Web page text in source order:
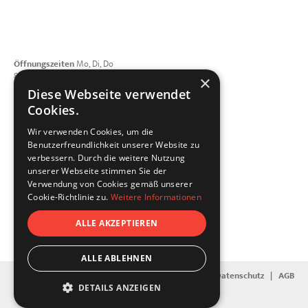
ÖffnungszeitenMo, Di, Do
8:00 - 12:00 | 13:00 - 17:00 Uhr
Mittwoch geschlossen
Freitag 8:00 - 15:00 Uhr
Telefon
+49 821 4208508-0
E-Mail schreiben
dellfix GmbH
Porschestraße 3
86368 Gersthofen
Vernetzen Sie sich mit uns
Kontakt|Impressum Datenschutz| AGB
×
Diese Webseite verwendet
Cookies.
Wir verwenden Cookies, um die
Benutzerfreundlichkeit unserer Website zu
verbessern. Durch die weitere Nutzung
unserer Webseite stimmen Sie der
Verwendung von Cookies gemäß unserer
Cookie-Richtlinie zu. Weitere Informationen
ALLE AKZEPTIEREN
ALLE ABLEHNEN
DETAILS ANZEIGEN